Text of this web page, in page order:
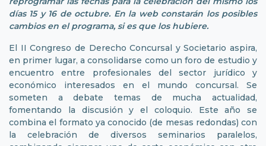
días 15 y 16 de octubre. En la web constarán los posibles
cambios en el programa, si es que los hubiere.
El II Congreso de Derecho Concursal y Societario aspira,
en primer lugar, a consolidarse como un foro de estudio y
encuentro entre profesionales del sector jurídico y
económico interesados en el mundo concursal. Se
someten a debate temas de mucha actualidad,
fomentando la discusión y el coloquio. Este año se
combina el formato ya conocido (de mesas redondas) con
la celebración de diversos seminarios paralelos,